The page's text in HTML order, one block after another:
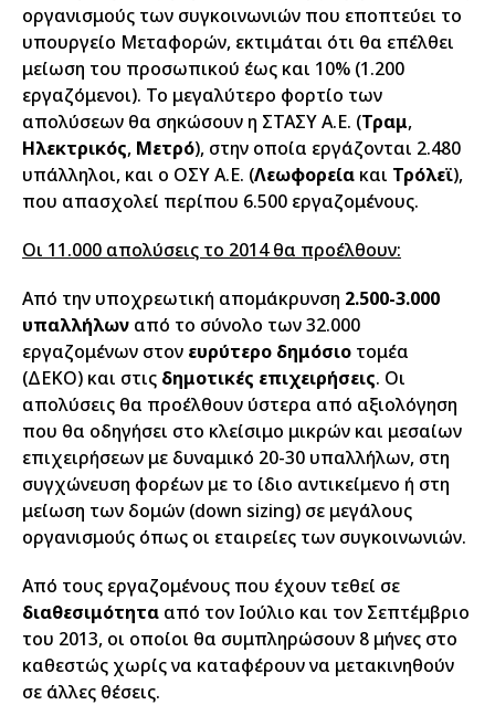
οργανισμούς των συγκοινωνιών που εποπτεύει το
υπουργείο Μεταφορών, εκτιμάται ότι θα επέλθει
μείωση του προσωπικού έως και 10% (1.200
εργαζόμενοι). Το μεγαλύτερο φορτίο των
απολύσεων θα σηκώσουν η ΣΤΑΣΥ Α.Ε. (Τραμ,
Ηλεκτρικός, Μετρό), στην οποία εργάζονται 2.480
υπάλληλοι, και ο ΟΣΥ Α.Ε. (Λεωφορεία και Τρόλεϊ),
που απασχολεί περίπου 6.500 εργαζομένους.
Οι 11.000 απολύσεις το 2014 θα προέλθουν:
Από την υποχρεωτική απομάκρυνση 2.500-3.000
υπαλλήλων από το σύνολο των 32.000
εργαζομένων στον ευρύτερο δημόσιο τομέα
(ΔΕΚΟ) και στις δημοτικές επιχειρήσεις. Οι
απολύσεις θα προέλθουν ύστερα από αξιολόγηση
που θα οδηγήσει στο κλείσιμο μικρών και μεσαίων
επιχειρήσεων με δυναμικό 20-30 υπαλλήλων, στη
συγχώνευση φορέων με το ίδιο αντικείμενο ή στη
μείωση των δομών (down sizing) σε μεγάλους
οργανισμούς όπως οι εταιρείες των συγκοινωνιών.
Από τους εργαζομένους που έχουν τεθεί σε
διαθεσιμότητα από τον Ιούλιο και τον Σεπτέμβριο
του 2013, οι οποίοι θα συμπληρώσουν 8 μήνες στο
καθεστώς χωρίς να καταφέρουν να μετακινηθούν
σε άλλες θέσεις.